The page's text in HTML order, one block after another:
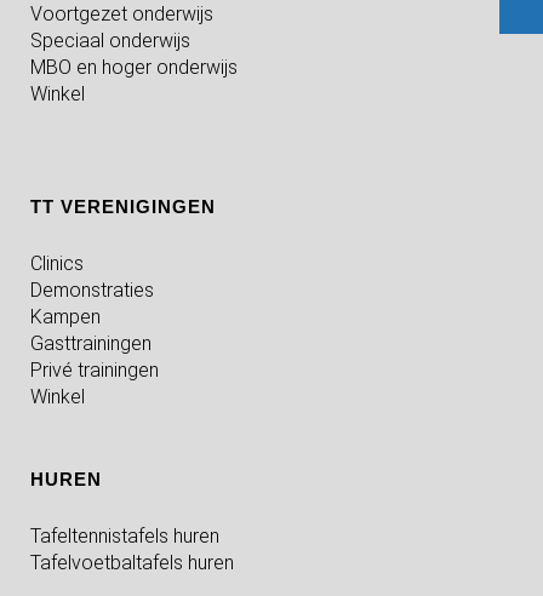
Voortgezet onderwijs
Speciaal onderwijs
MBO en hoger onderwijs
Winkel
TT VERENIGINGEN
Clinics
Demonstraties
Kampen
Gasttrainingen
Privé trainingen
Winkel
HUREN
Tafeltennistafels huren
Tafelvoetbaltafels huren